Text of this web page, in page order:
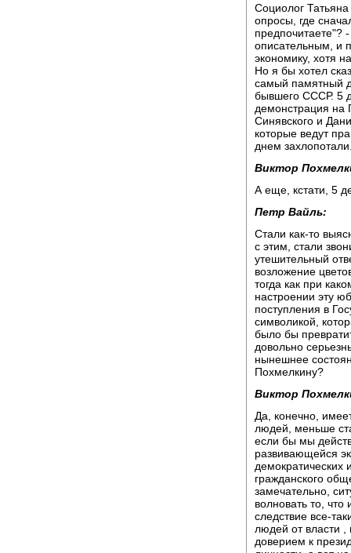
Социолог
опросы, где
предпочитаете"?
описательным, и
экономику, хотя
Но я бы хотел
самый памятный
бывшего СССР. 5
демонстрация на
Синявского и
которые ведут
днем
Виктор
А еще, кстати, 5
Петр Вайль:
Стали как-то
с этим, стали
утешительный
возложение
тогда как при
настроении эту
поступления в
символикой,
было бы
довольно
нынешнее
Похмелкину?
Виктор
Да, конечно,
людей, меньше
если бы мы
развивающейся
демократических
гражданского
замечательно,
волновать то,
следствие все-
людей от власти ,
доверием к